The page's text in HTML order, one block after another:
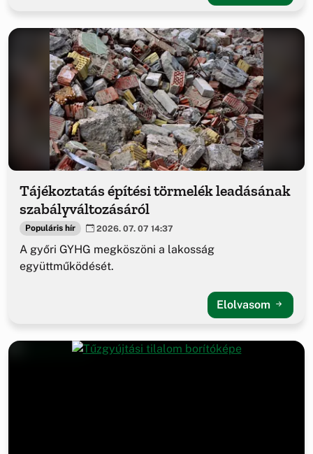
Tájékoztatás építési törmelék leadásának
szabályváltozásáról
Populáris hír 2026. 07. 07 14:37
A győri GYHG megköszöni a lakosság
együttműködését.
Elolvasom